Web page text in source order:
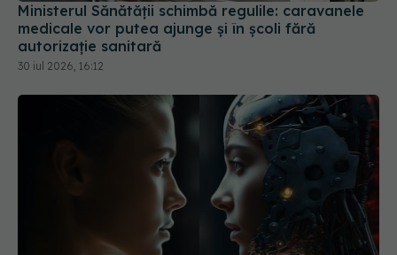
Ministerul Sănătății schimbă regulile: caravanele
medicale vor putea ajunge și în școli fără
autorizație sanitară
30 iul 2026, 16:12